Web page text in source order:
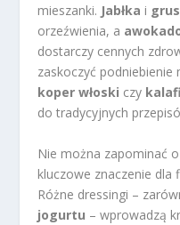
mieszanki. Jabłka i
orzeźwienia, a
dostarczy cennych
zaskoczyć podniebienie
koper włoski czy
do tradycyjnych
Nie można zapominać
kluczowe znaczenie dla
Różne dressingi –
jogurtu – wprowadzą